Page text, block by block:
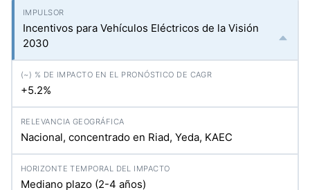
Incentivos para Vehículos Eléctricos de la Visión
2030
+5.2%
Nacional, concentrado en Riad, Yeda, KAEC
Mediano plazo (2-4 años)